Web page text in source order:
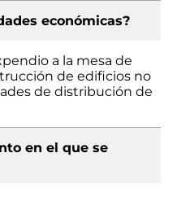
económicas?
a la mesa de
de edificios no
de distribución de
en el que se